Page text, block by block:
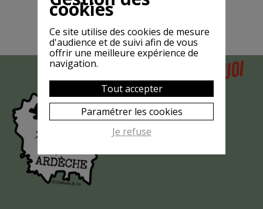
MAISPOURQUOI
LA CHÈVRE
EST-ELLE
MASQUÉE
cookies
Ce site utilise des cookies de mesure
d'audience et de suivi afin de vous
offrir une meilleure expérience de
navigation.
Tout accepter
Paramétrer les cookies
Je refuse